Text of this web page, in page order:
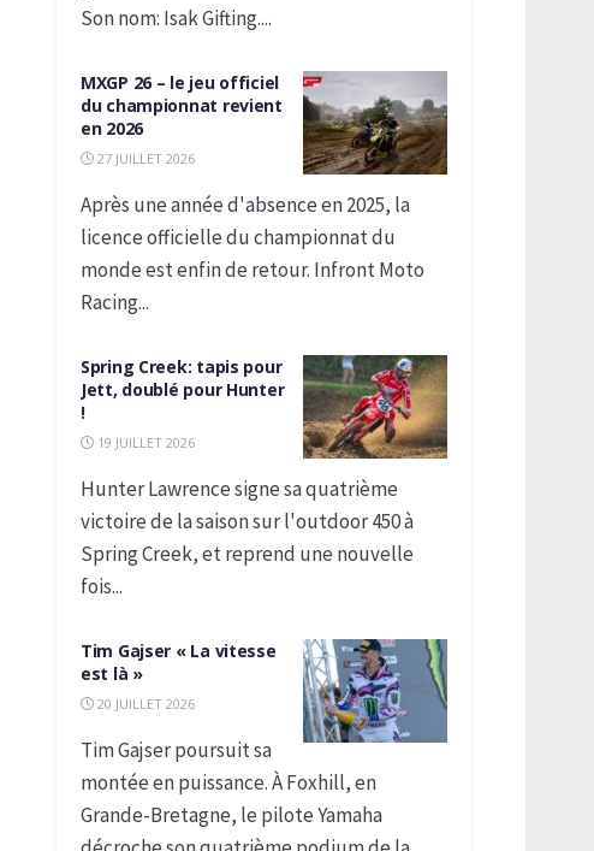
Son nom: Isak Gifting....
MXGP 26 – le jeu officiel
du championnat revient
en 2026
27 JUILLET 2026
Après une année d'absence en 2025, la
licence officielle du championnat du
monde est enfin de retour. Infront Moto
Racing...
Spring Creek: tapis pour
Jett, doublé pour Hunter
!
19 JUILLET 2026
Hunter Lawrence signe sa quatrième
victoire de la saison sur l'outdoor 450 à
Spring Creek, et reprend une nouvelle
fois...
Tim Gajser « La vitesse
est là »
20 JUILLET 2026
Tim Gajser poursuit sa
montée en puissance. À Foxhill, en
Grande-Bretagne, le pilote Yamaha